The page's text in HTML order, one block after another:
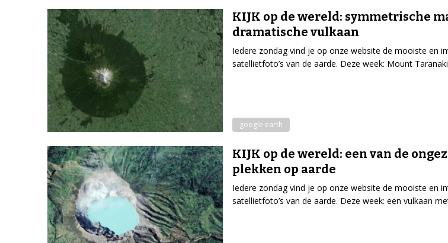
KIJK op de wereld: symmetrische
dramatische vulkaan
Iedere zondag vind je op onze website de mooiste en
satellietfoto’s van de aarde. Deze week: Mount
google earth
KIJK op de wereld: een van de
plekken op aarde
Iedere zondag vind je op onze website de mooiste en
satellietfoto’s van de aarde. Deze week: een vulkaan